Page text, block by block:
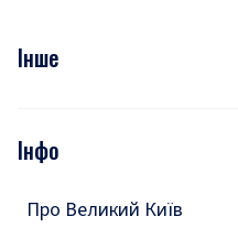
Фото
Подкасти
Інше
Тести
Інфо
Про Великий Київ